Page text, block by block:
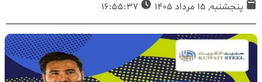
پنجشنبه, 15 مرداد 1405